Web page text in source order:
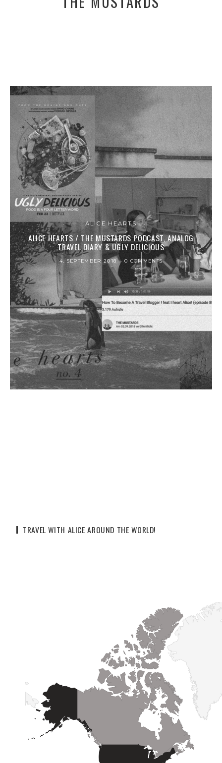
ALICE HEARTS
ALICE HEARTS / THE MUSTARDS PODCAST, ANALOG
TRAVEL DIARY & UGLY DELICIOUS
4. SEPTEMBER 2018 0 COMMENTS
TRAVEL WITH ALICE AROUND THE WORLD!